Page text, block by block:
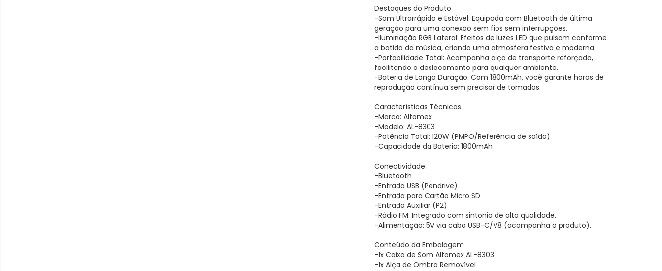
Destaques do Produto
-Som Ultrarrápido e Estável: Equipada com Bluetooth de última
geração para uma conexão sem fios sem interrupções.
-Iluminação RGB Lateral: Efeitos de luzes LED que pulsam conforme
a batida da música, criando uma atmosfera festiva e moderna.
-Portabilidade Total: Acompanha alça de transporte reforçada,
facilitando o deslocamento para qualquer ambiente.
-Bateria de Longa Duração: Com 1800mAh, você garante horas de
reprodução contínua sem precisar de tomadas.
Características Técnicas
-Marca: Altomex
-Modelo: AL-8303
-Potência Total: 120W (PMPO/Referência de saída)
-Capacidade da Bateria: 1800mAh
Conectividade:
-Bluetooth
-Entrada USB (Pendrive)
-Entrada para Cartão Micro SD
-Entrada Auxiliar (P2)
-Rádio FM: Integrado com sintonia de alta qualidade.
-Alimentação: 5V via cabo USB-C/V8 (acompanha o produto).
Conteúdo da Embalagem
-1x Caixa de Som Altomex AL-8303
-1x Alça de Ombro Removível